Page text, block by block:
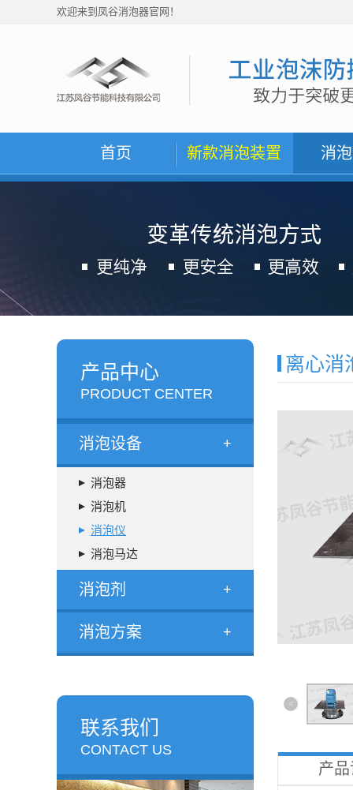
欢迎来到凤谷消泡器官网！
首页 新款消泡装置 消
产品中心
PRODUCT CENTER
消泡设备 +
消泡器
消泡机
消泡仪
消泡马达
消泡剂 +
消泡方案 +
联系我们
CONTACT US
离心消
<
产